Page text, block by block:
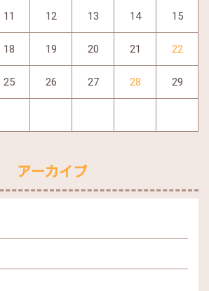
11 12 13 14 15
18 19 20 21 22
25 26 27 28 29
アーカイブ